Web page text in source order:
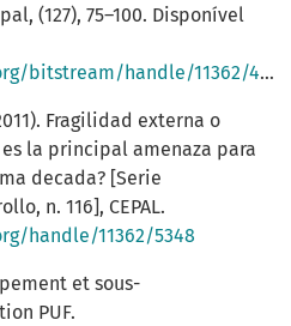
(127), 75–100. Disponível
11362/44573/1/RVE127_Fernandez.pdf
Fragilidad externa o
la principal amenaza para
decada? [Serie
n. 116], CEPAL.
handle/11362/5348
et sous-
PUF.